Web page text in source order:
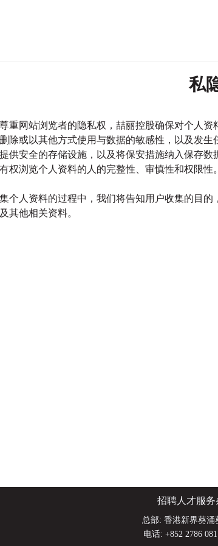
私
重网站浏览者的隐私权，喆丽控股确保对个人
除或以其他方式使用与数据的敏感性，以及发
供安全的存储设施，以及将保安措施纳入保存
权浏览个人资料的人的完整性、审慎性和权限性
个人资料的过程中，我们将告知用户收集的目
其他相关资料。
招聘人才服务
总部: 香港新界葵涌
电话: +852 2786